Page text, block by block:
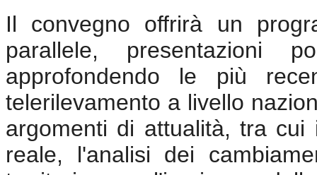
Il convegno offrirà un
parallele, presentazioni
approfondendo le più
telerilevamento a livello
argomenti di attualità, tra
reale, l'analisi dei